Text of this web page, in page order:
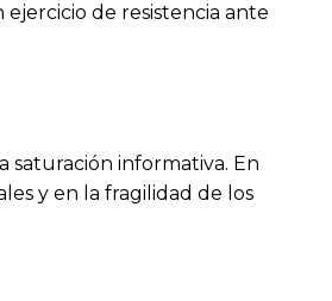
de resistencia ante
saturación informativa. En
y en la fragilidad de los